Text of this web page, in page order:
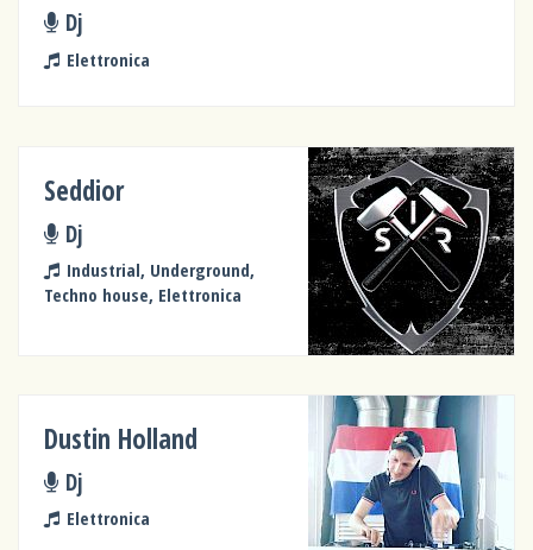
Dj
Elettronica
Seddior
Dj
Industrial, Underground,
Techno house, Elettronica
Dustin Holland
Dj
Elettronica